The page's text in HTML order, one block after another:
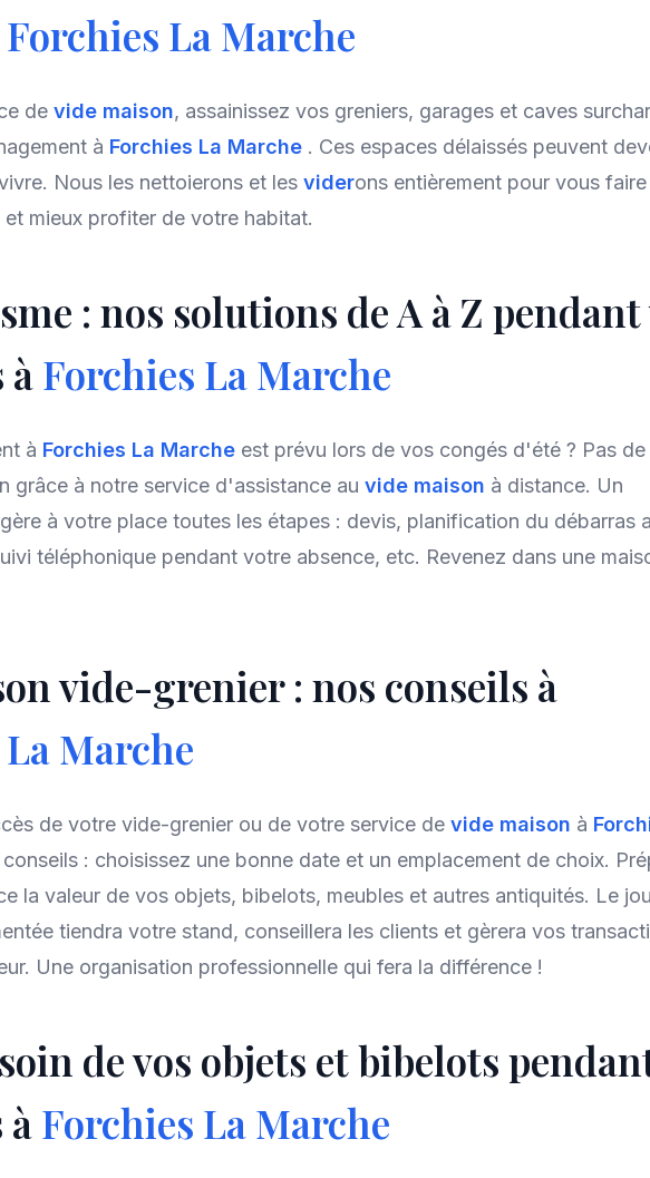
Forchies La Marche
de vide maison, assainissez vos greniers, garages et caves
à Forchies La Marche . Ces espaces délaissés peuvent
Nous les nettoierons et les viderons entièrement pour vous faire
mieux profiter de votre habitat.
: nos solutions de A à Z pendant
àForchies La Marche
à Forchies La Marche est prévu lors de vos congés d'été ? Pas de
grâce à notre service d'assistance au vide maison à distance. Un
à votre place toutes les étapes : devis, planification du débarras
téléphonique pendant votre absence, etc. Revenez dans une
vide-grenier : nos conseils à
Marche
de votre vide-grenier ou de votre service de vide maison à
: choisissez une bonne date et un emplacement de choix.
la valeur de vos objets, bibelots, meubles et autres antiquités. Le
tiendra votre stand, conseillera les clients et gèrera vos
Une organisation professionnelle qui fera la différence !
de vos objets et bibelots
àForchies La Marche